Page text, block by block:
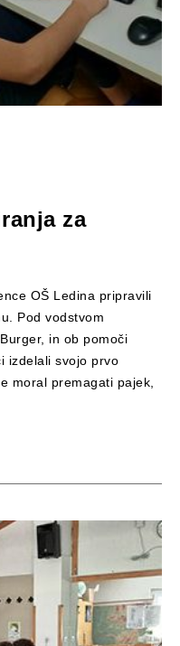
za
OŠ Ledina pripravili
Pod vodstvom
in ob pomoči
izdelali svojo prvo
moral premagati pajek,